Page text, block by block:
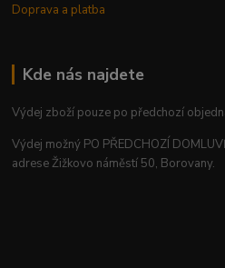
Doprava a platba
Kde nás najdete
Výdej zboží pouze po předchozí
Výdej možný PO PŘEDCHOZÍ
adrese Žižkovo náměstí 50, Borovany.